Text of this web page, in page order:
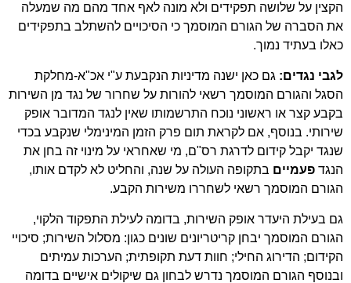
הקצין על שלושה תפקידים ולא מונה לאף אחד מהם מה שמעלה
את הסברה של הגורם המוסמך כי הסיכויים להשתלב בתפקידים
כאלו בעתיד נמוך.
לגבי נגדים: גם כאן ישנה מדיניות הנקבעת ע"י אכ"א-מחלקת
הסגל והגורם המוסמך רשאי להורות על שחרור של נגד מן השירות
בקבע קצר או ראשוני נוכח התרשמותו שאין לנגד המדובר אופק
שירותי. בנוסף, אם לקראת תום פרק הזמן המינימלי שנקבע בכדי
שנגד יקבל קידום לדרגת רס"ם, מי שאחראי על מינוי זה בחן את
הנגד פעמיים בתקופה העולה על שנה, והחליט לא לקדם אותו,
הגורם המוסמך רשאי לשחררו משירות הקבע.
גם בעילת היעדר אופק השירות, בדומה לעילת התפקוד הלקוי,
הגורם המוסמך יבחן קריטריונים שונים כגון: מסלול השירות; סיכויי
הקידום; הדירוג החילי; חוות דעת תקופתית; הערכות עמיתים
ובנוסף הגורם המוסמך נדרש לבחון גם שיקולים אישיים בדומה